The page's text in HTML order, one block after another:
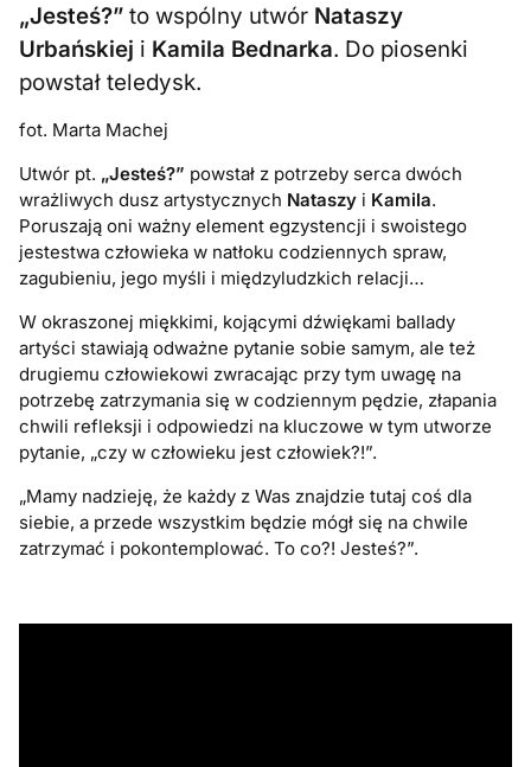
„Jesteś?” to wspólny utwór Nataszy
Urbańskiej i Kamila Bednarka. Do piosenki
powstał teledysk.
fot. Marta Machej
Utwór pt. „Jesteś?” powstał z potrzeby serca dwóch
wrażliwych dusz artystycznych Nataszy i Kamila.
Poruszają oni ważny element egzystencji i swoistego
jestestwa człowieka w natłoku codziennych spraw,
zagubieniu, jego myśli i międzyludzkich relacji…
W okraszonej miękkimi, kojącymi dźwiękami ballady
artyści stawiają odważne pytanie sobie samym, ale też
drugiemu człowiekowi zwracając przy tym uwagę na
potrzebę zatrzymania się w codziennym pędzie, złapania
chwili refleksji i odpowiedzi na kluczowe w tym utworze
pytanie, „czy w człowieku jest człowiek?!”.
„Mamy nadzieję, że każdy z Was znajdzie tutaj coś dla
siebie, a przede wszystkim będzie mógł się na chwile
zatrzymać i pokontemplować. To co?! Jesteś?”.